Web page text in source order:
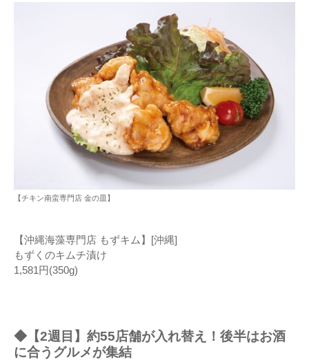
【チキン南蛮専門店 金の皿】
【沖縄海藻専門店 もずキム】[沖縄]
もずくのキムチ漬け
1,581円(350g)
◆【2週目】約55店舗が入れ替え！後半はお酒
に合うグルメが集結